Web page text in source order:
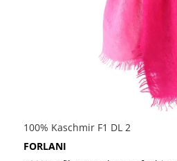
100% Kaschmir F1 DL 2
FORLANI